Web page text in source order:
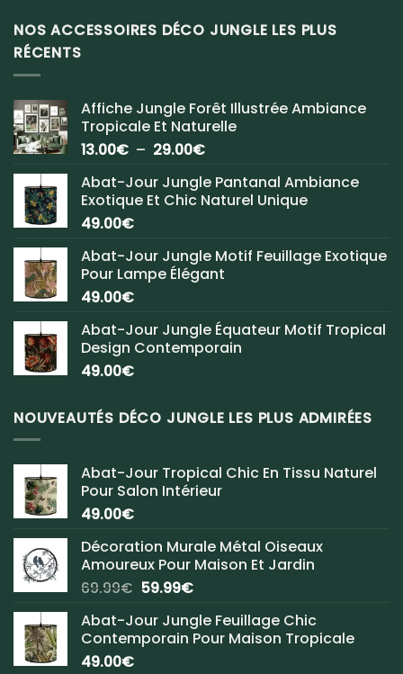
NOS ACCESSOIRES DÉCO JUNGLE LES PLUS
RÉCENTS
Affiche Jungle Forêt Illustrée Ambiance
Tropicale Et Naturelle
13.00€ – 29.00€Plage
prix :
13.00€
Abat-Jour Jungle Pantanal Ambiance
Exotique Et Chic Naturel Unique
49.00€
Abat-Jour Jungle Motif Feuillage Exotique
Pour Lampe Élégant
49.00€
Abat-Jour Jungle Équateur Motif Tropical
Design Contemporain
49.00€
NOUVEAUTÉS DÉCO JUNGLE LES PLUS ADMIRÉES
Abat-Jour Tropical Chic En Tissu Naturel
Pour Salon Intérieur
49.00€
Décoration Murale Métal Oiseaux
Amoureux Pour Maison Et Jardin
69.99€ Le
initial
était :
59.99€Le
actuel
est :
Abat-Jour Jungle Feuillage Chic
Contemporain Pour Maison Tropicale
49.00€